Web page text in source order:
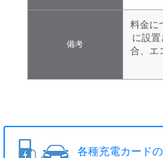
備考
料金に
に設
合、エ
各種充電カード